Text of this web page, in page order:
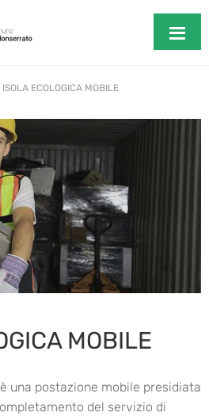
ISOLA ECOLOGICA MOBILE
MOBILE
una postazione mobile presidiata
del servizio di